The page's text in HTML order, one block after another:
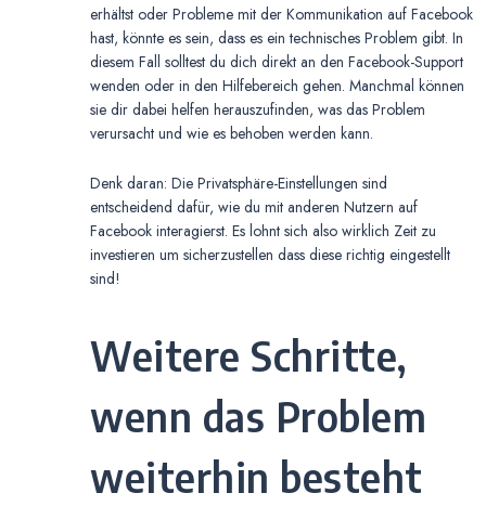
erhältst oder Probleme mit der Kommunikation auf Facebook
hast, könnte es sein, dass es ein technisches Problem gibt. In
diesem Fall solltest du dich direkt an den Facebook-Support
wenden oder in den Hilfebereich gehen. Manchmal können
sie dir dabei helfen herauszufinden, was das Problem
verursacht und wie es behoben werden kann.
Denk daran: Die Privatsphäre-Einstellungen sind
entscheidend dafür, wie du mit anderen Nutzern auf
Facebook interagierst. Es lohnt sich also wirklich Zeit zu
investieren um sicherzustellen dass diese richtig eingestellt
sind!
Weitere Schritte,
wenn das Problem
weiterhin besteht